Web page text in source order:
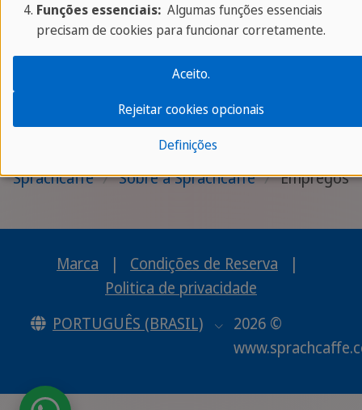
Nossa sede está localizada no endereço:
Gartenstrasse nº 6
60594 Frankfurt am Main
Alemanha
Sprachcaffe / Sobre a Sprachcaffe / Empregos
Marca | Condições de Reserva
|
Politica de privacidade
PORTUGUÊS (BRASIL)
2026 ©
Funções essenciais:Algumas funções essenciais
precisam de cookies para funcionar corretamente.
Definições
Rejeitar cookies opcionais
Aceito.